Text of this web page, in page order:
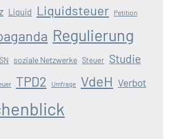
Liquid Liquidsteuer Petition
Regulierung
SN soziale Netzwerke Steuer Studie
TPD2 Umfrage VdeH Verbot